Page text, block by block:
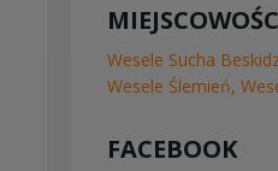
Wesele Sucha
Wesele Ślemień,
FACEBOOK